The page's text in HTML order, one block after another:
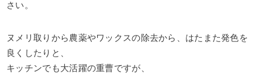
さい。
ヌメリ取りから農薬やワックスの除去から、はたまた発色を
良くしたりと、
キッチンでも大活躍の重曹ですが、